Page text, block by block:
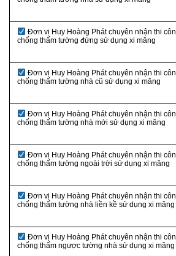
Đơn vị Huy Hoàng Phát chuyên nhận thi
chống thấm tường đứng sử dụng xi măng
Đơn vị Huy Hoàng Phát chuyên nhận thi
chống thấm tường nhà cũ sử dụng xi măng
Đơn vị Huy Hoàng Phát chuyên nhận thi
chống thấm tường nhà mới sử dụng xi măng
Đơn vị Huy Hoàng Phát chuyên nhận thi
chống thấm tường ngoài trời sử dụng xi măng
Đơn vị Huy Hoàng Phát chuyên nhận thi
chống thấm tường nhà liền kề sử dụng xi măng
Đơn vị Huy Hoàng Phát chuyên nhận thi
chống thấm ngược tường nhà sử dụng xi măng